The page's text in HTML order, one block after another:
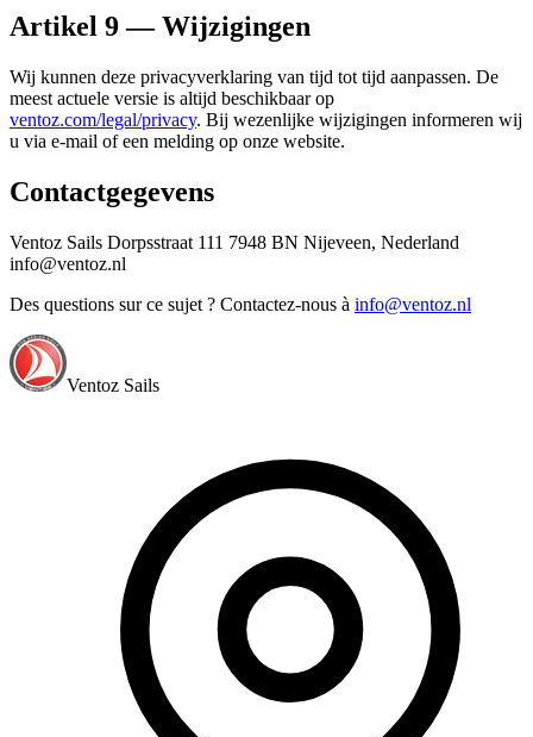
Artikel 9 — Wijzigingen
Wij kunnen deze privacyverklaring van tijd tot tijd aanpassen. De
meest actuele versie is altijd beschikbaar op
ventoz.com/legal/privacy. Bij wezenlijke wijzigingen informeren wij
u via e-mail of een melding op onze website.
Contactgegevens
Ventoz Sails Dorpsstraat 111 7948 BN Nijeveen, Nederland
info@ventoz.nl
Des questions sur ce sujet ? Contactez-nous à info@ventoz.nl
Ventoz Sails